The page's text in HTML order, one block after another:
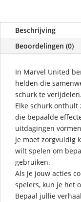
Beschrijving
Beoordelingen (0)
In Marvel United
helden die
schurk te verijdelen.
Elke schurk
die bepaalde
uitdagingen
Je moet zorgvuldig
wilt spelen om
gebruiken.
Als je jouw acties
spelers, kun je het
Bepaal jullie